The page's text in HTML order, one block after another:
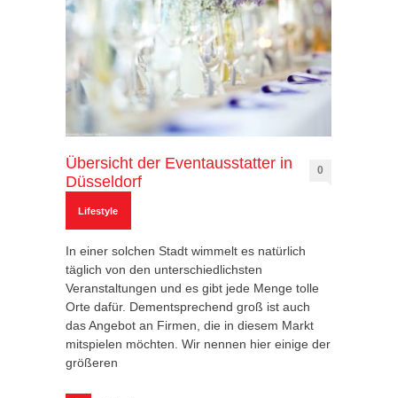
Übersicht der Eventausstatter in
Düsseldorf
0
Lifestyle
In einer solchen Stadt wimmelt es natürlich
täglich von den unterschiedlichsten
Veranstaltungen und es gibt jede Menge tolle
Orte dafür. Dementsprechend groß ist auch
das Angebot an Firmen, die in diesem Markt
mitspielen möchten. Wir nennen hier einige der
größeren